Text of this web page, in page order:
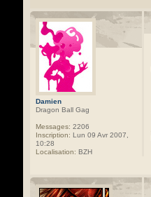
Damien
Dragon Ball Gag
Messages: 2206
Inscription: Lun 09 Avr 2007,
10:28
Localisation: BZH